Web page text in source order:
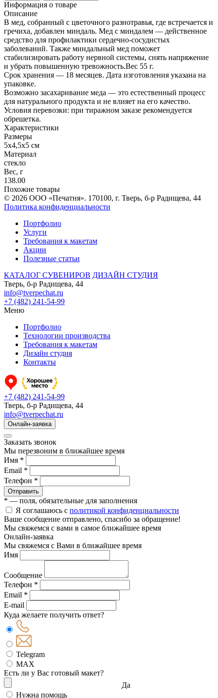
Информация о товаре
Описание
В мед, собранный с цветочного разнотравья, где встречается и
гречиха, добавлен миндаль. Мед с миндалем — действенное
средство для профилактики сердечно-сосудистых
заболеваний. Также миндальный мед поможет
стабилизировать работу нервной системы, снять напряжение
и убрать повышенную тревожность.Вес 55 г.
Срок хранения — 18 месяцев. Дата изготовления указана на
упаковке.
Возможно засахаривание меда — это естественный процесс
для натурального продукта и не влияет на его качество.
Условия перевозки: при тиражном заказе рекомендуется
обрешетка.
Характеристики
Размеры
5х4,5х5 см
Материал
стекло
Вес, г
138.00
Похожие товары
© 2026 ООО «Печатня». 170100, г. Тверь, б-р Радищева, 44
Политика конфиденциальности
Портфолио
Услуги
Требования к макетам
Акции
Полезные статьи
КАТАЛОГ СУВЕНИРОВ ДИЗАЙН СТУДИЯ
Тверь, б-р Радищева, 44
info@tverpechat.ru
+7 (482) 241-54-99
Меню
Портфолио
Технологии производства
Требования к макетам
Дизайн студия
Контакты
+7 (482) 241-54-99
Тверь, б-р Радищева, 44
info@tverpechat.ru
Онлайн-заявка
Заказать звонок
Мы перезвоним в ближайшее время
Имя *
Email *
Телефон *
Отправить
* — поля, обязательные для заполнения
Я соглашаюсь с политикой конфиденциальности
Ваше сообщение отправлено, спасибо за обращение!
Мы свяжемся с вами в самое ближайшее время
Онлайн-заявка
Мы свяжемся с Вами в ближайшее время
Имя
Сообщение
Телефон *
Email *
E-mail
Куда желаете получить ответ?
Telegram
MAX
Есть ли у Вас готовый макет?
Да
Нужна помощь